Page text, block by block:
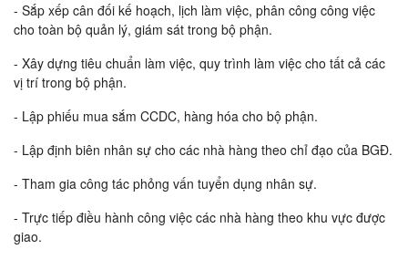
- Sắp xếp cân đối kế hoạch, lịch làm việc, phân công công việc
cho toàn bộ quản lý, giám sát trong bộ phận.
- Xây dựng tiêu chuẩn làm việc, quy trình làm việc cho tất cả các
vị trí trong bộ phận.
- Lập phiếu mua sắm CCDC, hàng hóa cho bộ phận.
- Lập định biên nhân sự cho các nhà hàng theo chỉ đạo của BGĐ.
- Tham gia công tác phỏng vấn tuyển dụng nhân sự.
- Trực tiếp điều hành công việc các nhà hàng theo khu vực được
giao.